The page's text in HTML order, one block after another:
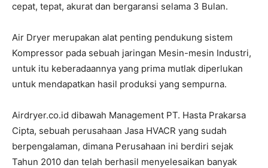
cepat, tepat, akurat dan bergaransi selama 3 Bulan.
Air Dryer merupakan alat penting pendukung sistem
Kompressor pada sebuah jaringan Mesin-mesin Industri,
untuk itu keberadaannya yang prima mutlak diperlukan
untuk mendapatkan hasil produksi yang sempurna.
Airdryer.co.id dibawah Management PT. Hasta Prakarsa
Cipta, sebuah perusahaan Jasa HVACR yang sudah
berpengalaman, dimana Perusahaan ini berdiri sejak
Tahun 2010 dan telah berhasil menyelesaikan banyak